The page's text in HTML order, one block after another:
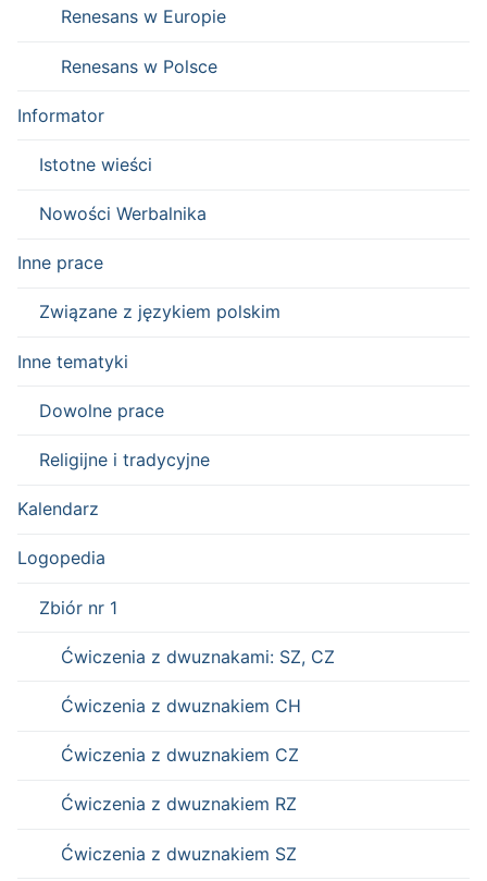
Renesans w Europie
Renesans w Polsce
Informator
Istotne wieści
Nowości Werbalnika
Inne prace
Związane z językiem polskim
Inne tematyki
Dowolne prace
Religijne i tradycyjne
Kalendarz
Logopedia
Zbiór nr 1
Ćwiczenia z dwuznakami: SZ, CZ
Ćwiczenia z dwuznakiem CH
Ćwiczenia z dwuznakiem CZ
Ćwiczenia z dwuznakiem RZ
Ćwiczenia z dwuznakiem SZ